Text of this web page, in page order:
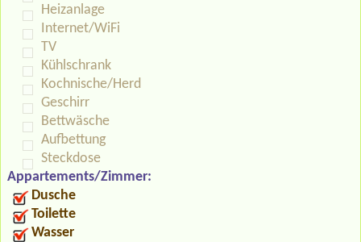
Heizanlage
Internet/WiFi
TV
Kühlschrank
Kochnische/Herd
Geschirr
Bettwäsche
Aufbettung
Steckdose
Appartements/Zimmer:
Dusche
Toilette
Wasser